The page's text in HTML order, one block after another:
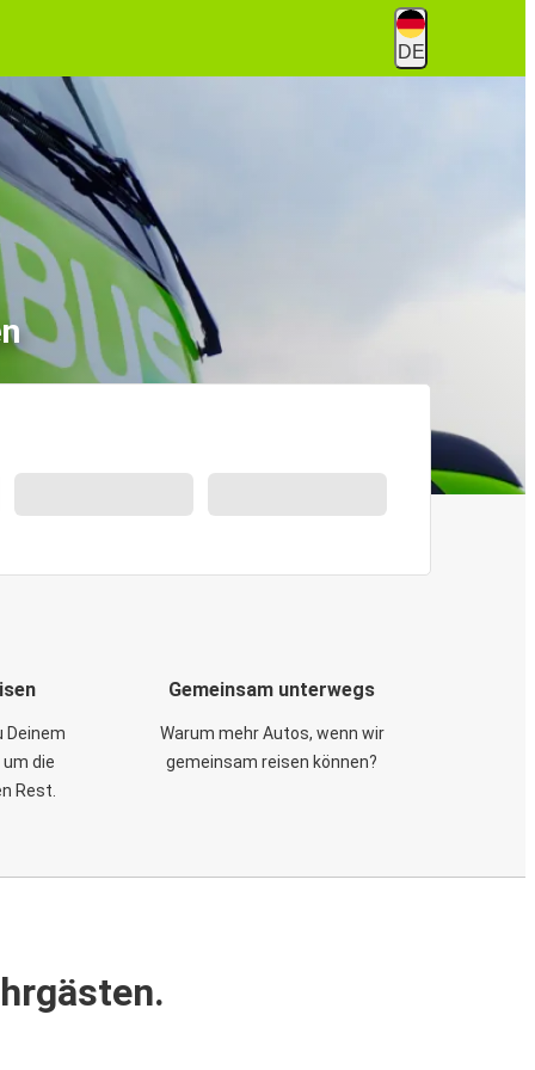
DE
Deinem
die
Rest.
Gemeinsam unterwegs
Warum mehr Autos, wenn wir
gemeinsam reisen können?